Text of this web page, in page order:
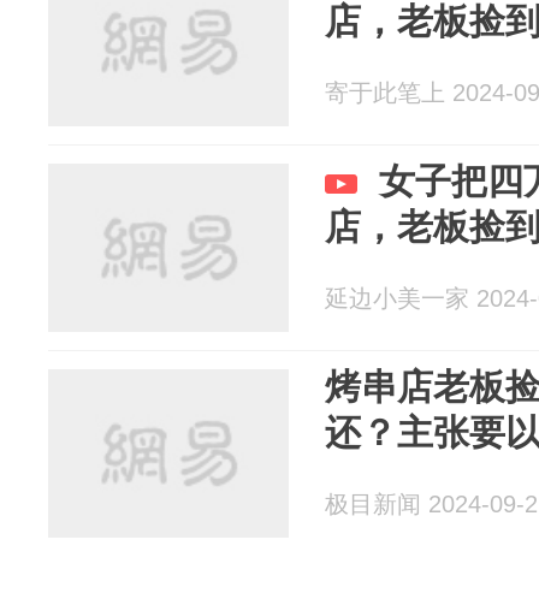
店，老板捡
寄于此笔上 2024-
女子把四
店，老板捡
延边小美一家
烤串店老板
还？主张要
极目新闻 2024-09-